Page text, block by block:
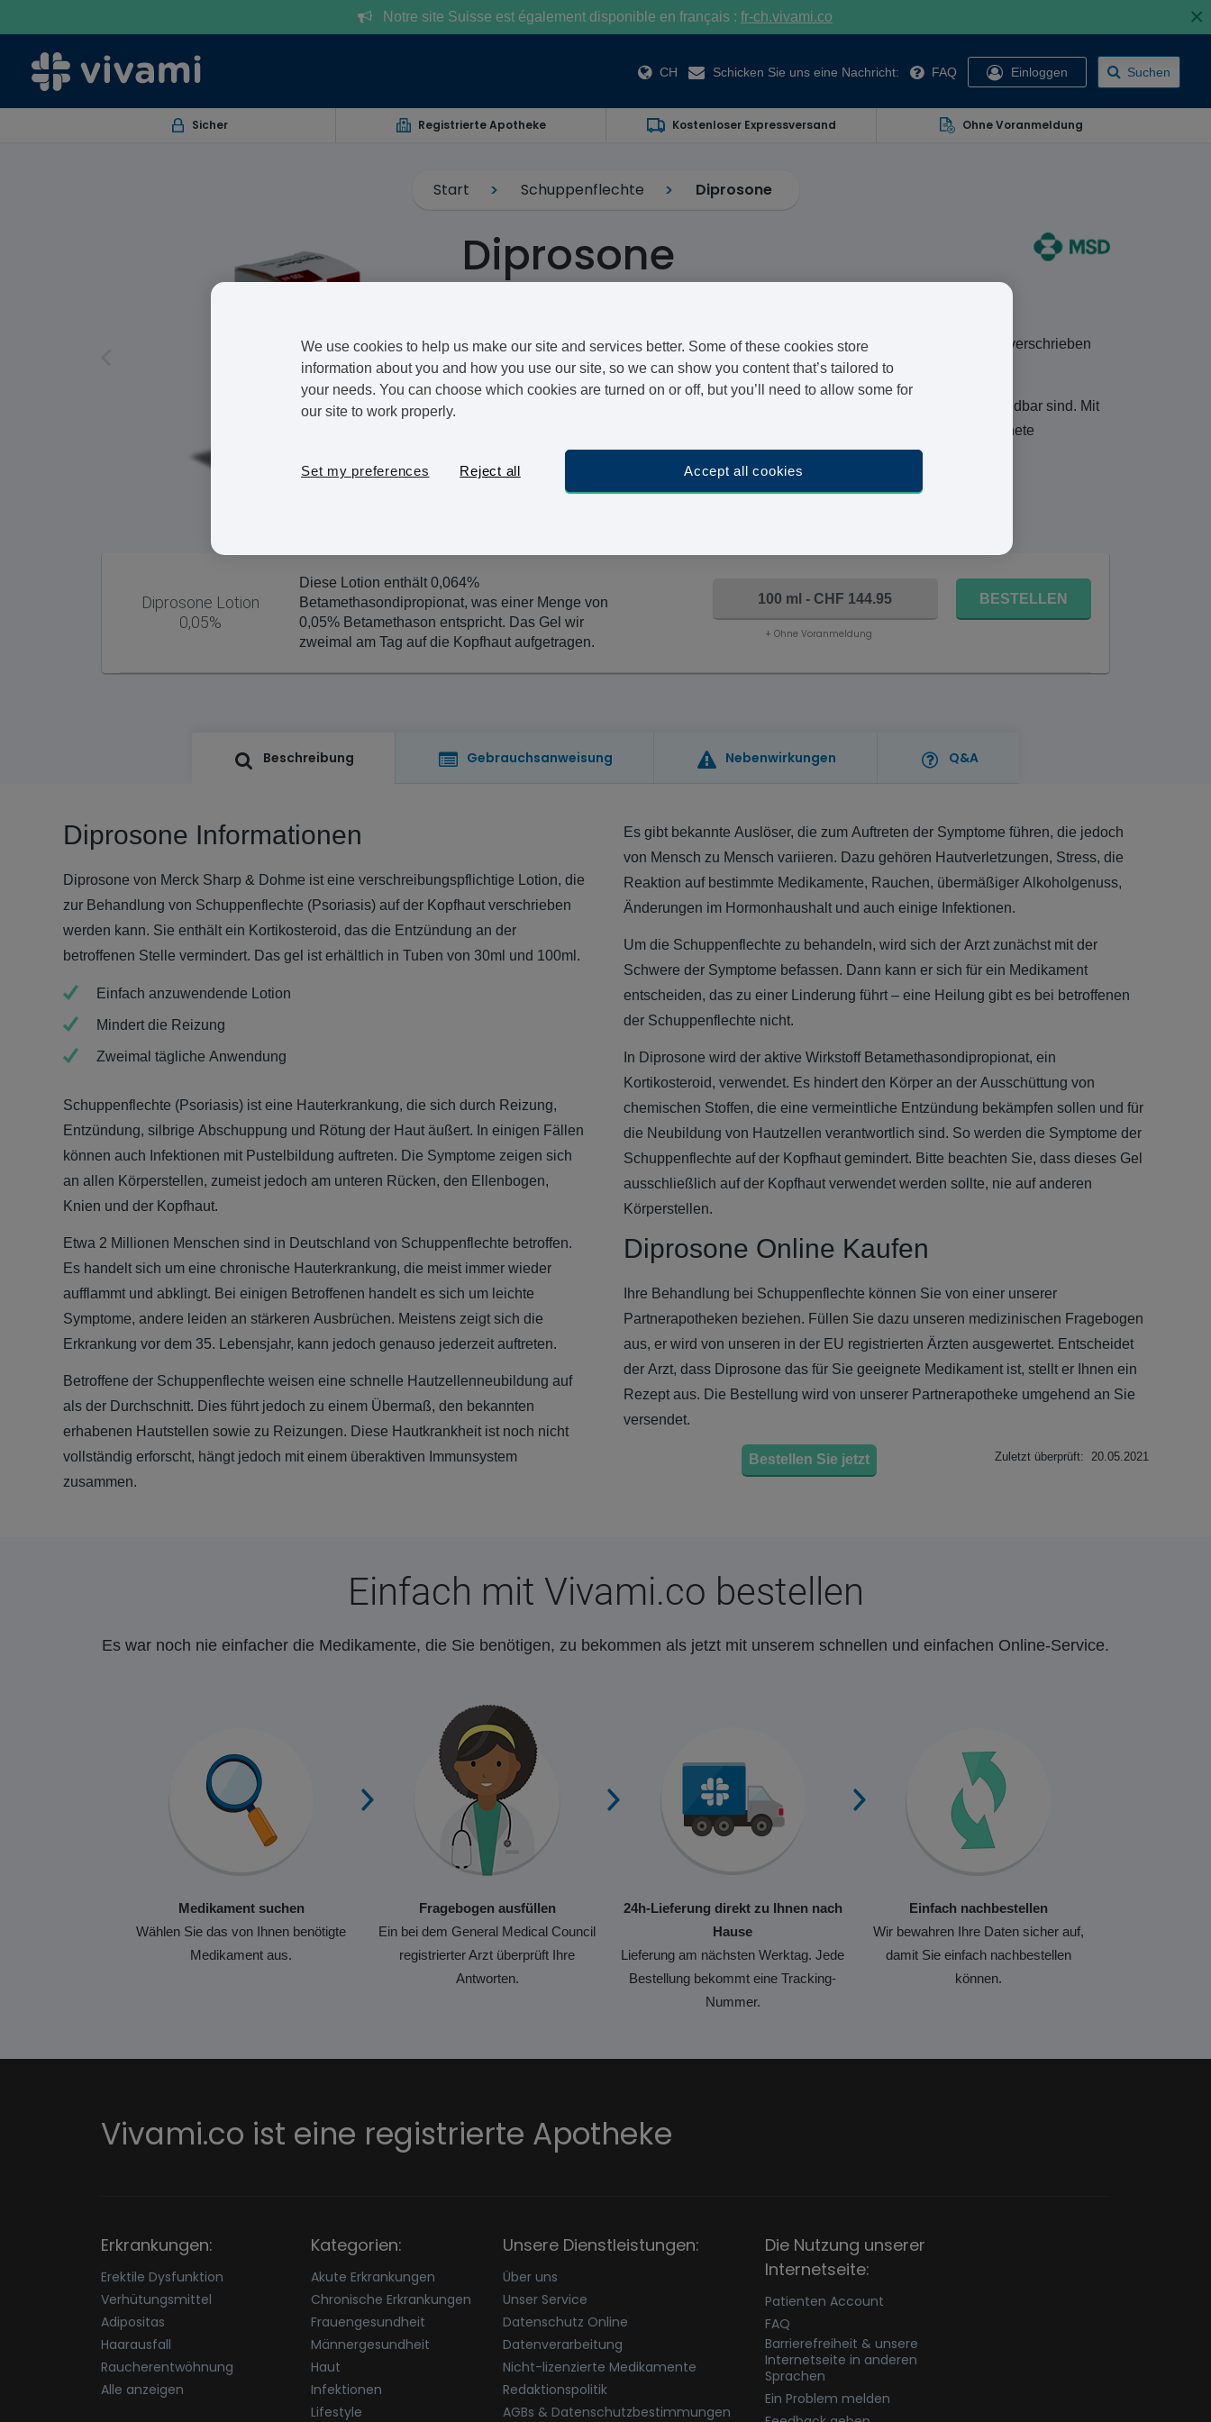
Notre site Suisse est également disponible en français : fr-ch.vivami.co ×
CH Schicken Sie uns eine Nachricht: FAQ Einloggen Suchen
Sicher Registrierte Apotheke Kostenloser Expressversand Ohne Voranmeldung
Start Schuppenflechte Diprosone
Diprosone
Diprosone ist eine Lotion, die bei Hautkrankheiten der Kopfhaut wie Schuppenflechte verschrieben
werden kann. Es handelt sich um ein äußerlich aufzutragendes Kortikosteroid.
Wir bei Vivami.co wissen, dass langwierige Arzttermine, Wege und Wartezeiten vermeidbar sind. Mit
unserem medizinischen Fragebogen erhalten Sie sicher, aber auch schnell das geeignete
Bestellen Sie jetzt und bekommen Sie es bisDienstag 11 August
Diprosone Lotion
0,05%
Diese Lotion enthält 0,064%
Betamethasondipropionat, was einer Menge von
0,05% Betamethason entspricht. Das Gel wir
zweimal am Tag auf die Kopfhaut aufgetragen.
100 ml - CHF 144.95
+ Ohne Voranmeldung
BESTELLEN
Beschreibung Gebrauchsanweisung Nebenwirkungen Q&A
Diprosone Informationen
Diprosone von Merck Sharp & Dohme ist eine verschreibungspflichtige Lotion, die
zur Behandlung von Schuppenflechte (Psoriasis) auf der Kopfhaut verschrieben
werden kann. Sie enthält ein Kortikosteroid, das die Entzündung an der
betroffenen Stelle vermindert. Das gel ist erhältlich in Tuben von 30ml und 100ml.
Einfach anzuwendende Lotion
Mindert die Reizung
Zweimal tägliche Anwendung
Schuppenflechte (Psoriasis) ist eine Hauterkrankung, die sich durch Reizung,
Entzündung, silbrige Abschuppung und Rötung der Haut äußert. In einigen Fällen
können auch Infektionen mit Pustelbildung auftreten. Die Symptome zeigen sich
an allen Körperstellen, zumeist jedoch am unteren Rücken, den Ellenbogen,
Knien und der Kopfhaut.
Etwa 2 Millionen Menschen sind in Deutschland von Schuppenflechte betroffen.
Es handelt sich um eine chronische Hauterkrankung, die meist immer wieder
aufflammt und abklingt. Bei einigen Betroffenen handelt es sich um leichte
Symptome, andere leiden an stärkeren Ausbrüchen. Meistens zeigt sich die
Erkrankung vor dem 35. Lebensjahr, kann jedoch genauso jederzeit auftreten.
Betroffene der Schuppenflechte weisen eine schnelle Hautzellenneubildung auf
als der Durchschnitt. Dies führt jedoch zu einem Übermaß, den bekannten
erhabenen Hautstellen sowie zu Reizungen. Diese Hautkrankheit ist noch nicht
vollständig erforscht, hängt jedoch mit einem überaktiven Immunsystem
zusammen.
Es gibt bekannte Auslöser, die zum Auftreten der Symptome führen, die jedoch
von Mensch zu Mensch variieren. Dazu gehören Hautverletzungen, Stress, die
Reaktion auf bestimmte Medikamente, Rauchen, übermäßiger Alkoholgenuss,
Änderungen im Hormonhaushalt und auch einige Infektionen.
Um die Schuppenflechte zu behandeln, wird sich der Arzt zunächst mit der
Schwere der Symptome befassen. Dann kann er sich für ein Medikament
entscheiden, das zu einer Linderung führt – eine Heilung gibt es bei betroffenen
der Schuppenflechte nicht.
In Diprosone wird der aktive Wirkstoff Betamethasondipropionat, ein
Kortikosteroid, verwendet. Es hindert den Körper an der Ausschüttung von
chemischen Stoffen, die eine vermeintliche Entzündung bekämpfen sollen und für
die Neubildung von Hautzellen verantwortlich sind. So werden die Symptome der
Schuppenflechte auf der Kopfhaut gemindert. Bitte beachten Sie, dass dieses Gel
ausschließlich auf der Kopfhaut verwendet werden sollte, nie auf anderen
Körperstellen.
Diprosone Online Kaufen
Ihre Behandlung bei Schuppenflechte können Sie von einer unserer
Partnerapotheken beziehen. Füllen Sie dazu unseren medizinischen Fragebogen
aus, er wird von unseren in der EU registrierten Ärzten ausgewertet. Entscheidet
der Arzt, dass Diprosone das für Sie geeignete Medikament ist, stellt er Ihnen ein
Rezept aus. Die Bestellung wird von unserer Partnerapotheke umgehend an Sie
versendet.
Bestellen Sie jetzt Zuletzt überprüft: 20.05.2021
Einfach mit Vivami.co bestellen
Es war noch nie einfacher die Medikamente, die Sie benötigen, zu bekommen als jetzt mit unserem schnellen und einfachen Online-Service.
Medikament suchen
Wählen Sie das von Ihnen benötigte
Medikament aus.
Fragebogen ausfüllen
Ein bei dem General Medical Council
registrierter Arzt überprüft Ihre
Antworten.
24h-Lieferung direkt zu Ihnen nach
Hause
Lieferung am nächsten Werktag. Jede
Bestellung bekommt eine Tracking-
Nummer.
Einfach nachbestellen
Wir bewahren Ihre Daten sicher auf,
damit Sie einfach nachbestellen
können.
Vivami.co ist eine registrierte Apotheke
Erkrankungen:
Erektile Dysfunktion
Verhütungsmittel
Adipositas
Haarausfall
Raucherentwöhnung
Alle anzeigen
Kategorien:
Akute Erkrankungen
Chronische Erkrankungen
Frauengesundheit
Männergesundheit
Haut
Infektionen
Lifestyle
Unsere Dienstleistungen:
Über uns
Unser Service
Datenschutz Online
Datenverarbeitung
Nicht-lizenzierte Medikamente
Redaktionspolitik
AGBs & Datenschutzbestimmungen
Die Nutzung unserer
Internetseite:
Patienten Account
FAQ
Barrierefreiheit & unsere
Internetseite in anderen
Sprachen
Ein Problem melden
We use cookies to help us make our site and services better. Some of these cookies store
information about you and how you use our site, so we can show you content that’s tailored to
your needs. You can choose which cookies are turned on or off, but you’ll need to allow some for
our site to work properly.
Set my preferences Reject all Accept all cookies